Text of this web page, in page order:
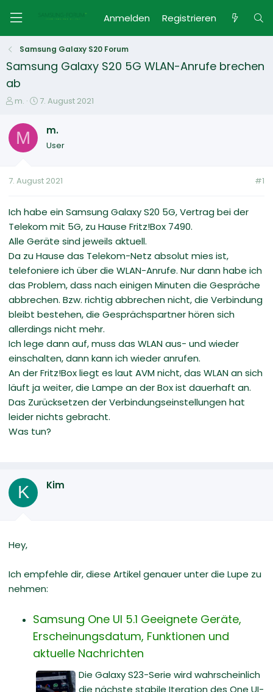
Anmelden Registrieren
Samsung Galaxy S20 Forum
Samsung Galaxy S20 5G WLAN-Anrufe brechen
ab
E
s
e
e
m.
E
t
m
7. August 2021
M m.
User
7. August 2021 #1
Ich habe ein Samsung Galaxy S20 5G, Vertrag bei der
Telekom mit 5G, zu Hause Fritz!Box 7490.
Alle Geräte sind jeweils aktuell.
Da zu Hause das Telekom-Netz absolut mies ist,
telefoniere ich über die WLAN-Anrufe. Nur dann habe ich
das Problem, dass nach einigen Minuten die Gespräche
abbrechen. Bzw. richtig abbrechen nicht, die Verbindung
bleibt bestehen, die Gesprächspartner hören sich
allerdings nicht mehr.
Ich lege dann auf, muss das WLAN aus- und wieder
einschalten, dann kann ich wieder anrufen.
An der Fritz!Box liegt es laut AVM nicht, das WLAN an sich
läuft ja weiter, die Lampe an der Box ist dauerhaft an.
Das Zurücksetzen der Verbindungseinstellungen hat
leider nichts gebracht.
Was tun?
K Kim
Hey,
Ich empfehle dir, diese Artikel genauer unter die Lupe zu
nehmen:
Samsung One UI 5.1 Geeignete Geräte,
Erscheinungsdatum, Funktionen und
aktuelle Nachrichten
Die Galaxy S23-Serie wird wahrscheinlich
die nächste stabile Iteration des One UI-